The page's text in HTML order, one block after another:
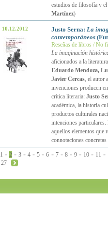
estudios de filosofía y
Martínez)
10.12.2012 Justo Serna: La
contemporáneos
Reseñas de libros / No
La imaginación
aficionados a la
Eduardo Mendoza,
Javier Cercas, el autor
invenciones producen
crítica literaria: Justo
académica, la historia
productos culturales
intenciones
aquellos elementos que
connotaciones
1 - 2 -3 -4 -5 -6 - 7- 8- 9- 10- 11 -
27